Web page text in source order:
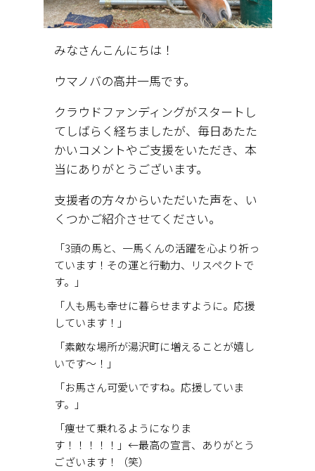
みなさんこんにちは！
ウマノバの高井一馬です。
クラウドファンディングがスタートし
てしばらく経ちましたが、毎日あたた
かいコメントやご支援をいただき、本
当にありがとうございます。
支援者の方々からいただいた声を、い
くつかご紹介させてください。
「3頭の馬と、一馬くんの活躍を心より祈っ
ています！その運と行動力、リスペクトで
す。」
「人も馬も幸せに暮らせますように。応援
しています！」
「素敵な場所が湯沢町に増えることが嬉し
いです～！」
「お馬さん可愛いですね。応援していま
す。」
「痩せて乗れるようになりま
す！！！！！」←最高の宣言、ありがとう
ございます！（笑）